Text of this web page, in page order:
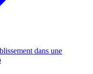
dans une